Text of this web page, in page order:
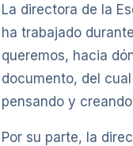
La directora de la
ha trabajado
queremos, hacia
documento, del
pensando y
Por su parte, la